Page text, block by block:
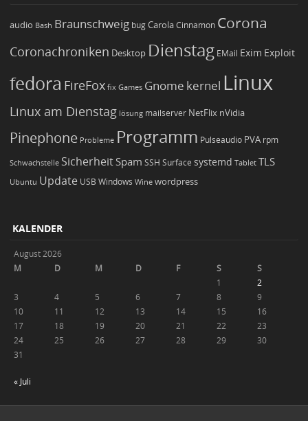
audio Bash Braunschweig bugCarola Cinnamon Corona
Coronachroniken Desktop Dienstag EMail Exim Exploit
fedora FireFox fix Games Gnome kernel Linux
Linux am Dienstag lösung mailserver NetFlix nVidia
Pinephone Probleme Programm Pulseaudio PVA rpm
Schwachstelle Sicherheit Spam SSH Surface systemd Tablet TLS
Ubuntu Update USB Windows Wine wordpress
KALENDER
August 2026
M
D M D F S
S
1
2
3
4 5 6 7 8
9
10
11 12 13 14 15
16
17
18 19 20 21 22
23
24
25 26 27 28 29
30
31
« Juli